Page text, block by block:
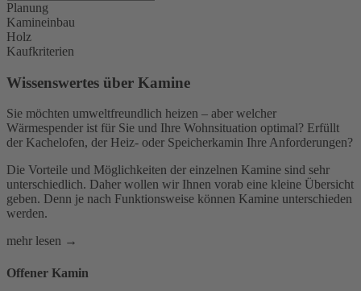
Planung
Kamineinbau
Holz
Kaufkriterien
Wissenswertes über Kamine
Sie möchten umweltfreundlich heizen – aber welcher
Wärmespender ist für Sie und Ihre Wohnsituation optimal? Erfüllt
der Kachelofen, der Heiz- oder Speicherkamin Ihre Anforderungen?
Die Vorteile und Möglichkeiten der einzelnen Kamine sind sehr
unterschiedlich. Daher wollen wir Ihnen vorab eine kleine Übersicht
geben. Denn je nach Funktionsweise können Kamine unterschieden
werden.
mehr lesen →
Offener Kamin